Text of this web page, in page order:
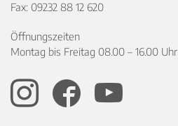
Fax: 09232 88 12 620
Öffnungszeiten
Montag bis Freitag 08.00 – 16.00 Uhr